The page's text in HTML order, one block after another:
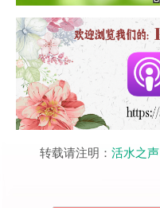
转载请注明： 活水之声